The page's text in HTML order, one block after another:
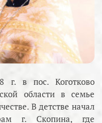
г. в пос. Коготково
области в семье
В детстве начал
г. Скопина, где